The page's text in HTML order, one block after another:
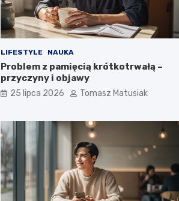
LIFESTYLE NAUKA
Problem z pamięcią krótkotrwałą –
przyczyny i objawy
25 lipca 2026 Tomasz Matusiak